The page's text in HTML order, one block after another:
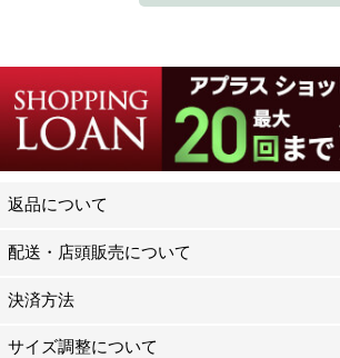
返品について
配送・店頭販売について
決済方法
サイズ調整について